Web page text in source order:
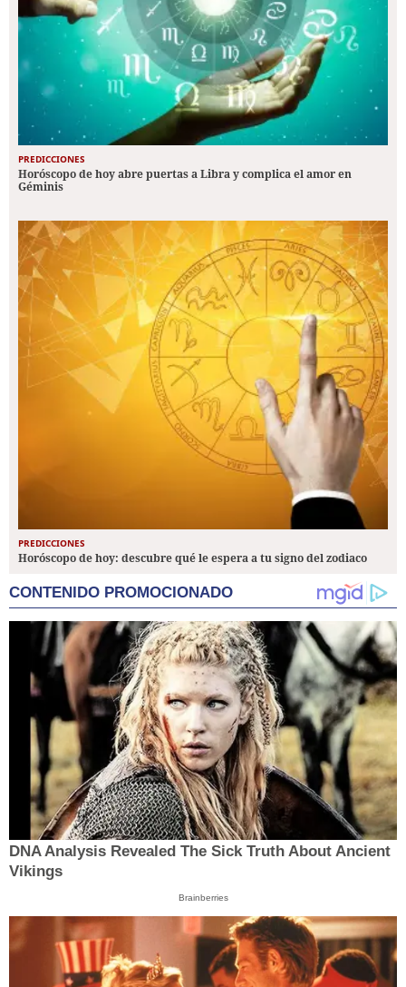
PREDICCIONES
Horóscopo de hoy abre puertas a Libra y complica el amor en
Géminis
PREDICCIONES
Horóscopo de hoy: descubre qué le espera a tu signo del zodiaco
CONTENIDO PROMOCIONADO
DNA Analysis Revealed The Sick Truth About Ancient
Vikings
Brainberries